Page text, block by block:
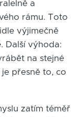
a
rámu. Toto
výjimečně
. Další výhoda:
na stejné
přesně to, co
zatím téměř